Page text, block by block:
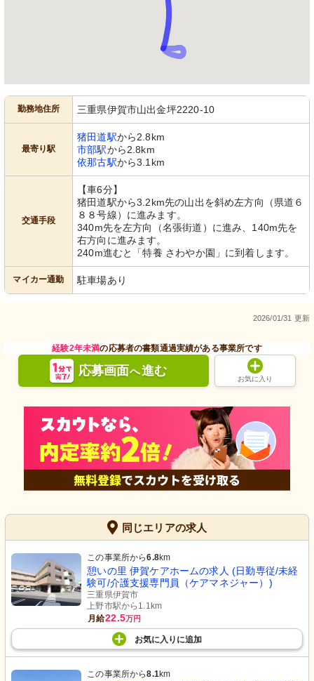
勤務地住所 三重県伊賀市山出金坪2220-10
最寄り駅
猪田道駅から2.8km
市部駅から2.8km
依那古駅から3.1km
交通手段
【車6分】
猪田道駅から3.2km先の山出を斜め左方向（県道６
８８号線）に進みます。
340m先を左方向（名張街道）に進み、140m先を
右方向に進みます。
240m進むと「特養 さわやか園」に到着します。
マイカー通勤 駐車場あり
2026/01/31 更新
経験2年未満の応募者の書類通過実績がある事業所です
応募画面へ進む
お気に入り
同じエリアの求人
この事業所から6.8km
憩いの里 伊賀ケアホームの求人 (日勤専従/未経
験可/介護支援専門員（ケアマネジャー）)
三重県伊賀市
上野市駅から1.1km
月給22.5万円
お気に入り に追加
この事業所から8.1km